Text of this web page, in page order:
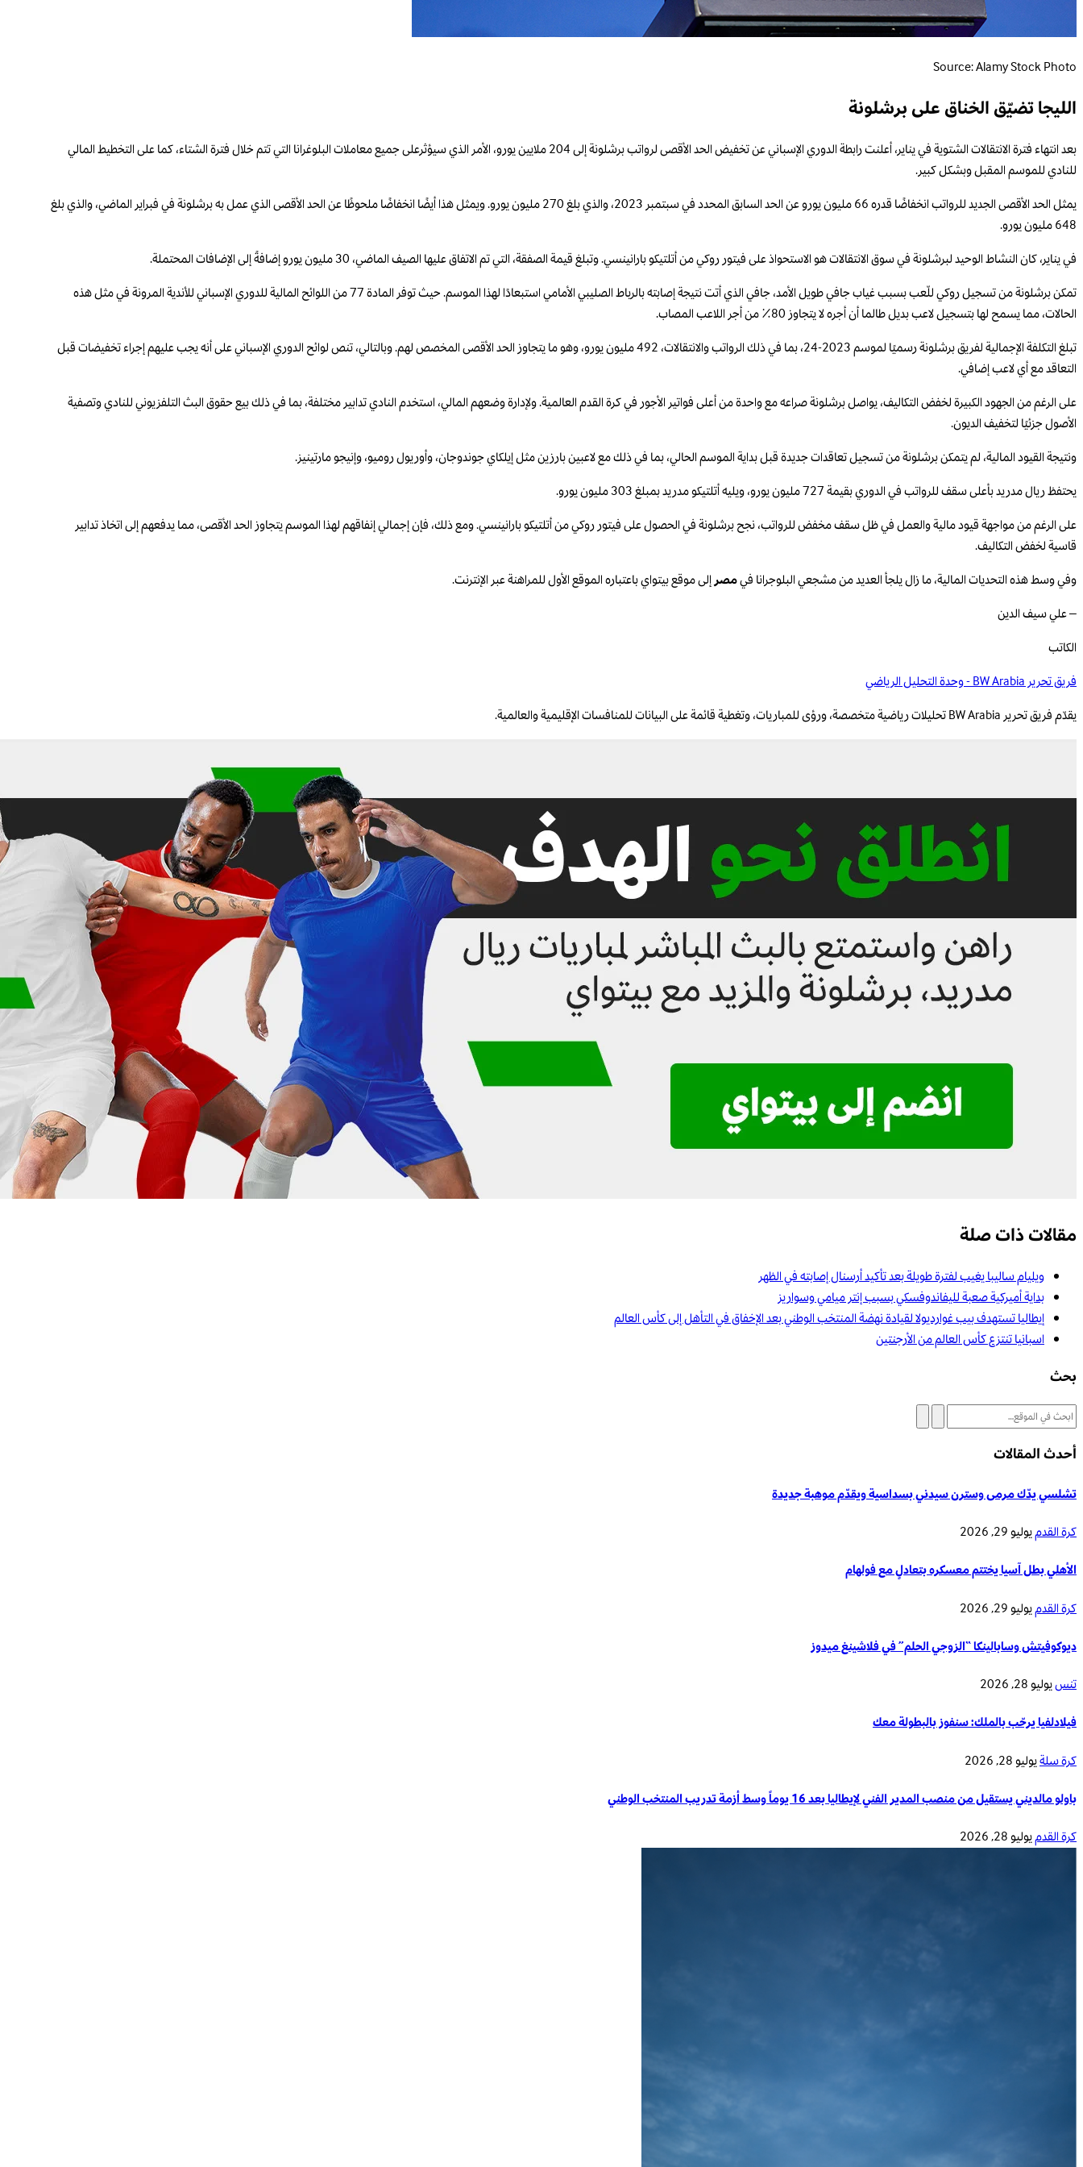
Source: Alamy Stock Photo
الليجا تضيّق الخناق على برشلونة
بعد انتهاء فترة الانتقالات الشتوية في يناير، أعلنت رابطة الدوري الإسباني عن تخفيض الحد الأقصى لرواتب برشلونة إلى 204 ملايين يورو، الأمر الذي سيؤثرعلى جميع معاملات البلوغرانا التي تتم خلال فترة الشتاء، كما على التخطيط المالي
للنادي للموسم المقبل وبشكل كبير.
يمثل الحد الأقصى الجديد للرواتب انخفاضًا قدره 66 مليون يورو عن الحد السابق المحدد في سبتمبر 2023، والذي بلغ 270 مليون يورو. ويمثل هذا أيضًا انخفاضًا ملحوظًا عن الحد الأقصى الذي عمل به برشلونة في فبراير الماضي، والذي بلغ
648 مليون يورو.
في يناير، كان النشاط الوحيد لبرشلونة في سوق الانتقالات هو الاستحواذ على فيتور روكي من أتلتيكو بارانينسي. وتبلغ قيمة الصفقة، التي تم الاتفاق عليها الصيف الماضي، 30 مليون يورو إضافةً إلى الإضافات المحتملة.
تمكن برشلونة من تسجيل روكي للّعب بسبب غياب جافي طويل الأمد، جافي الذي أتت نتيجة إصابته بالرباط الصليبي الأمامي استبعادًا لهذا الموسم. حيث توفر المادة 77 من اللوائح المالية للدوري الإسباني للأندية المرونة في مثل هذه
الحالات، مما يسمح لها بتسجيل لاعب بديل طالما أن أجره لا يتجاوز 80٪ من أجر اللاعب المصاب.
تبلغ التكلفة الإجمالية لفريق برشلونة رسميًا لموسم 2023-24، بما في ذلك الرواتب والانتقالات، 492 مليون يورو، وهو ما يتجاوز الحد الأقصى المخصص لهم. وبالتالي، تنص لوائح الدوري الإسباني على أنه يجب عليهم إجراء تخفيضات قبل
التعاقد مع أي لاعب إضافي.
على الرغم من الجهود الكبيرة لخفض التكاليف، يواصل برشلونة صراعه مع واحدة من أعلى فواتير الأجور في كرة القدم العالمية. ولإدارة وضعهم المالي، استخدم النادي تدابير مختلفة، بما في ذلك بيع حقوق البث التلفزيوني للنادي وتصفية
الأصول جزئيًا لتخفيف الديون.
ونتيجة القيود المالية، لم يتمكن برشلونة من تسجيل تعاقدات جديدة قبل بداية الموسم الحالي، بما في ذلك مع لاعبين بارزين مثل إيلكاي جوندوجان، وأوريول روميو، وإنيجو مارتينيز.
يحتفظ ريال مدريد بأعلى سقف للرواتب في الدوري بقيمة 727 مليون يورو، ويليه أتلتيكو مدريد بمبلغ 303 مليون يورو.
على الرغم من مواجهة قيود مالية والعمل في ظل سقف مخفض للرواتب، نجح برشلونة في الحصول على فيتور روكي من أتلتيكو بارانينسي. ومع ذلك، فإن إجمالي إنفاقهم لهذا الموسم يتجاوز الحد الأقصى، مما يدفعهم إلى اتخاذ تدابير
قاسية لخفض التكاليف.
وفي وسط هذه التحديات المالية، ما زال يلجأ العديد من مشجعي البلوجرانا فيمصرإلى موقع بيتواي باعتباره الموقع الأول للمراهنة عبر الإنترنت.
– علي سيف الدين
الكاتب
فريق تحرير BW Arabia - وحدة التحليل الرياضي
يقدّم فريق تحرير BW Arabia تحليلات رياضية متخصصة، ورؤى للمباريات، وتغطية قائمة على البيانات للمنافسات الإقليمية والعالمية.
مقالات ذات صلة
ويليام ساليبا يغيب لفترة طويلة بعد تأكيد أرسنال إصابته في الظهر
بداية أميركية صعبة لليفاندوفسكي بسبب إنتر ميامي وسواريز
إيطاليا تستهدف بيب غوارديولا لقيادة نهضة المنتخب الوطني بعد الإخفاق في التأهل إلى كأس العالم
اسبانيا تنتزع كأس العالم من الأرجنتين
بحث
أحدث المقالات
تشلسي يدّك مرمى وسترن سيدني بسداسية ويقدّم موهبة جديدة
كرة القدميوليو 29, 2026
الأهلي بطل آسيا يختتم معسكره بتعادلٍ مع فولهام
كرة القدميوليو 29, 2026
ديوكوفيتش وسابالينكا “الزوجي الحلم” في فلاشينغ ميدوز
تنسيوليو 28, 2026
فيلادلفيا يرحّب بالملك: سنفوز بالبطولة معك
كرة سلةيوليو 28, 2026
باولو مالديني يستقيل من منصب المدير الفني لإيطاليا بعد 16 يوماً وسط أزمة تدريب المنتخب الوطني
كرة القدميوليو 28, 2026